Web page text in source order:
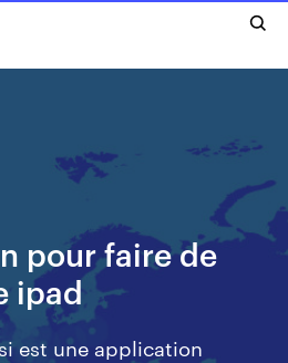
pour faire de
ipad
est une application